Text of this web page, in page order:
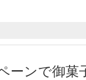
ーンで御